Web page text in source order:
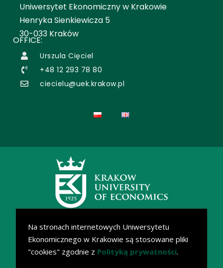
Uniwersytet Ekonomiczny w Krakowie
Henryka Sienkiewicza 5
30-033 Kraków
OFFICE:
Urszula Cięciel
+48 12 293 78 80
ciecielu@uek.krakow.pl
Na stronach internetowych Uniwersytetu
Ekonomicznego w Krakowie są stosowane pliki
"cookies" zgodnie z Polityką prywatności.